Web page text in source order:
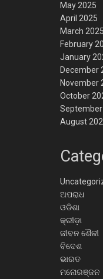
May 2025
April 2025
March 2025
February
January
December
November
October
August
ଅପରାଧ
ଓଡିଶା
କ୍ରୀଡ଼ା
ଜୀବନ ଶୈଳୀ
ବିଦେଶ
ଭାରତ
ମନୋରଞ୍ଜନ